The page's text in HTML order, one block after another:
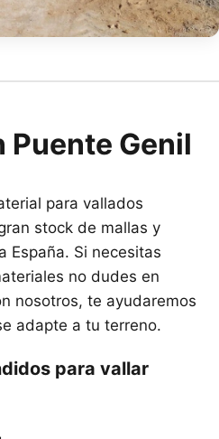
Puente Genil
para vallados
stock de mallas y
España. Si necesitas
no dudes en
nosotros, te ayudaremos
adapte a tu terreno.
para vallar